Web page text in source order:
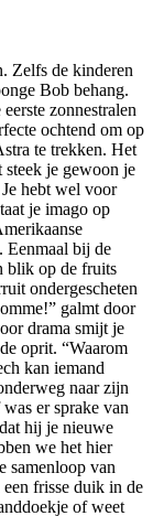
Zelfs de kinderen
Bob behang.
zonnestralen
ochtend om op
te trekken. Het
je gewoon je
hebt wel voor
je imago op
Eenmaal bij de
blik op de fruits
ondergescheten
galmt door
drama smijt je
oprit. “Waarom
kan iemand
naar zijn
er sprake van
hij je nieuwe
we het hier
samenloop van
frisse duik in de
of weet